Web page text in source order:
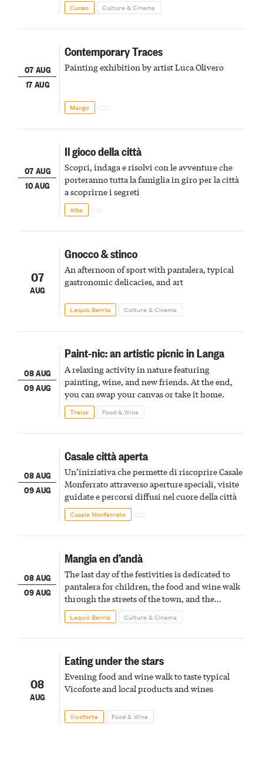
Cuneo Culture & Cinema
07 AUG
17 AUG
Contemporary Traces
Painting exhibition by artist Luca Olivero
Mango
07 AUG
10 AUG
Il gioco della città
Scopri, indaga e risolvi con le avventure che
porteranno tutta la famiglia in giro per la città
a scoprirne i segreti
Alba
07
AUG
Gnocco & stinco
An afternoon of sport with pantalera, typical
gastronomic delicacies, and art
Lequio Berria Culture & Cinema
08 AUG
09 AUG
Paint-nic: an artistic picnic in Langa
A relaxing activity in nature featuring
painting, wine, and new friends. At the end,
you can swap your canvas or take it home.
Treiso Food & Wine
08 AUG
09 AUG
Casale città aperta
Un’iniziativa che permette di riscoprire Casale
Monferrato attraverso aperture speciali, visite
guidate e percorsi diffusi nel cuore della città
Casale Monferrato
08 AUG
09 AUG
Mangia en d’andà
The last day of the festivities is dedicated to
pantalera for children, the food and wine walk
through the streets of the town, and the
fireworks finale
Lequio Berria Culture & Cinema
08
AUG
Eating under the stars
Evening food and wine walk to taste typical
Vicoforte and local products and wines
Vicoforte Food & Wine